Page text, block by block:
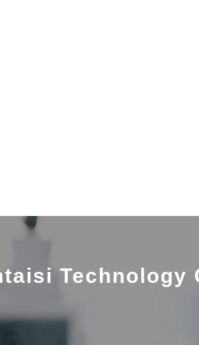
Technology